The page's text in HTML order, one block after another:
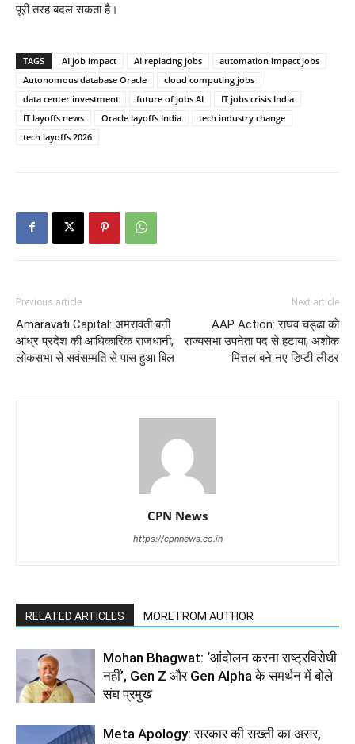
पूरी तरह बदल सकता है।
TAGS AI job impact AI replacing jobs
automation impact jobs
Autonomous database Oracle
cloud computing jobs
data center investment
future of jobs AI
IT jobs crisis India
IT layoffs news
Oracle layoffs India
tech industry change
tech layoffs 2026
Previous article
Amaravati Capital: अमरावती बनी
आंध्र प्रदेश की आधिकारिक राजधानी,
लोकसभा से सर्वसम्मति से पास हुआ बिल
Next article
AAP Action: राघव चड्ढा को
राज्यसभा उपनेता पद से हटाया, अशोक
मित्तल बने नए डिप्टी लीडर
CPN News
https://cpnnews.co.in
RELATED ARTICLES MORE FROM AUTHOR
Mohan Bhagwat: ‘आंदोलन करना राष्ट्रविरोधी
नहीं’, Gen Z और Gen Alpha के समर्थन में बोले
संघ प्रमुख
Meta Apology: सरकार की सख्ती का असर,